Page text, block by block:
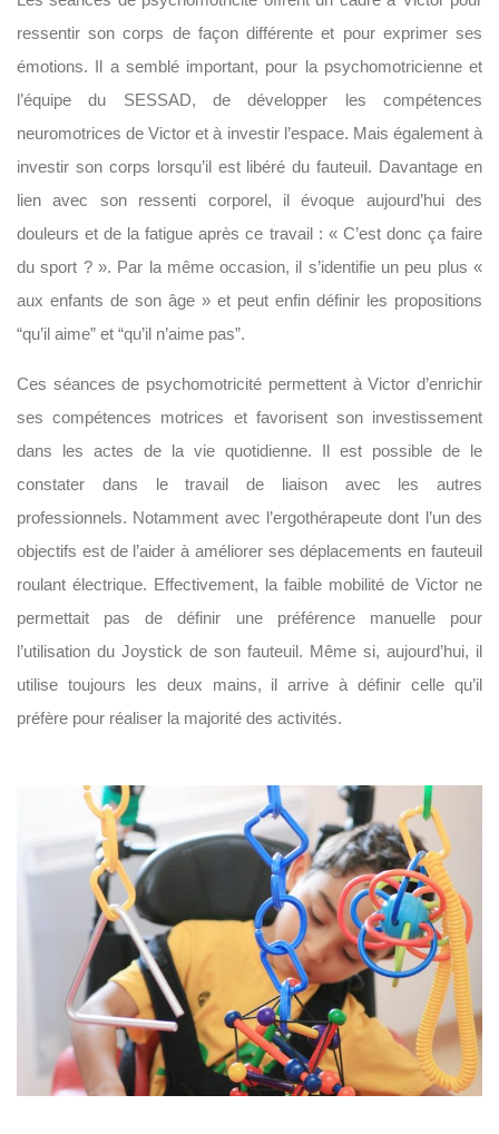
ressentir son corps de façon différente et pour exprimer ses
émotions. Il a semblé important, pour la psychomotricienne et
l’équipe du SESSAD, de développer les compétences
neuromotrices de Victor et à investir l’espace. Mais également à
investir son corps lorsqu’il est libéré du fauteuil. Davantage en
lien avec son ressenti corporel, il évoque aujourd’hui des
douleurs et de la fatigue après ce travail : « C’est donc ça faire
du sport ? ». Par la même occasion, il s’identifie un peu plus «
aux enfants de son âge » et peut enfin définir les propositions
“qu’il aime” et “qu’il n’aime pas”.
Ces séances de psychomotricité permettent à Victor d’enrichir
ses compétences motrices et favorisent son investissement
dans les actes de la vie quotidienne. Il est possible de le
constater dans le travail de liaison avec les autres
professionnels. Notamment avec l’ergothérapeute dont l’un des
objectifs est de l’aider à améliorer ses déplacements en fauteuil
roulant électrique. Effectivement, la faible mobilité de Victor ne
permettait pas de définir une préférence manuelle pour
l’utilisation du Joystick de son fauteuil. Même si, aujourd’hui, il
utilise toujours les deux mains, il arrive à définir celle qu’il
préfère pour réaliser la majorité des activités.